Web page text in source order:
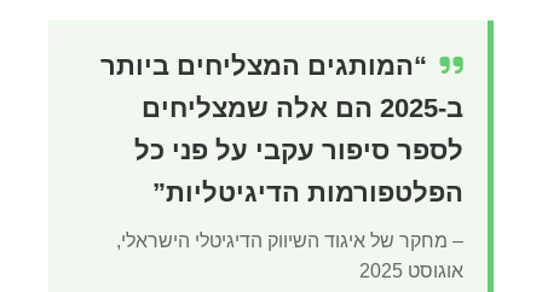
“המותגים המצליחים ביותר
ב-2025 הם אלה שמצליחים
לספר סיפור עקבי על פני כל
הפלטפורמות הדיגיטליות”
– מחקר של איגוד השיווק הדיגיטלי הישראלי,
אוגוסט 2025